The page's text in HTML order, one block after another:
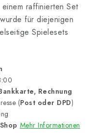
raffinierten Set
für diejenigen
Spielesets
Rechnung
(Post oder DPD)
Mehr Informationen